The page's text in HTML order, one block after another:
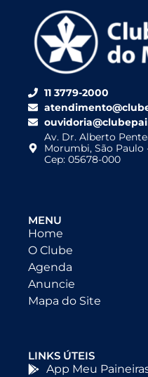
11 3779-2000
Av. Dr. Alberto
Morumbi, São Paulo
Cep: 05678-000
MENU
Home
O Clube
Agenda
Anuncie
Mapa do Site
LINKS ÚTEIS
App Meu